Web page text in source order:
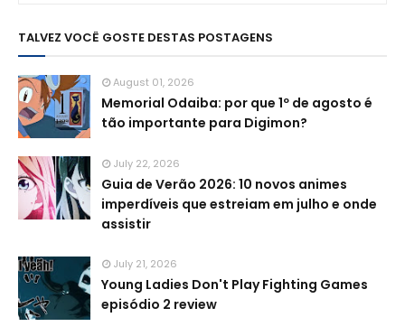
TALVEZ VOCÊ GOSTE DESTAS POSTAGENS
August 01, 2026
Memorial Odaiba: por que 1º de agosto é
tão importante para Digimon?
July 22, 2026
Guia de Verão 2026: 10 novos animes
imperdíveis que estreiam em julho e onde
assistir
July 21, 2026
Young Ladies Don't Play Fighting Games
episódio 2 review